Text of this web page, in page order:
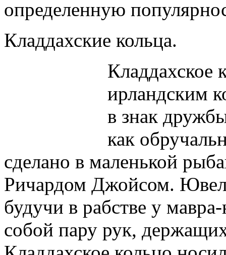
определенную
Кладдахские кольца.
Кладдахское
ирландским
в знак
как
сделано в маленькой
Ричардом Джойсом.
будучи в рабстве у
собой пару рук,